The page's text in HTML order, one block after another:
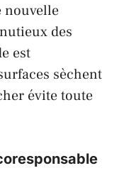
nouvelle
des
est
sèchent
évite toute